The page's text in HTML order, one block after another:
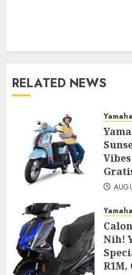
RELATED NEWS
Yamaha
Yamaha
Nih!
R1M,